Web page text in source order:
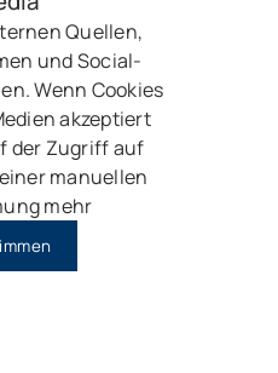
Quellen,
und Social-
Wenn Cookies
akzeptiert
der Zugriff auf
manuellen
mehr